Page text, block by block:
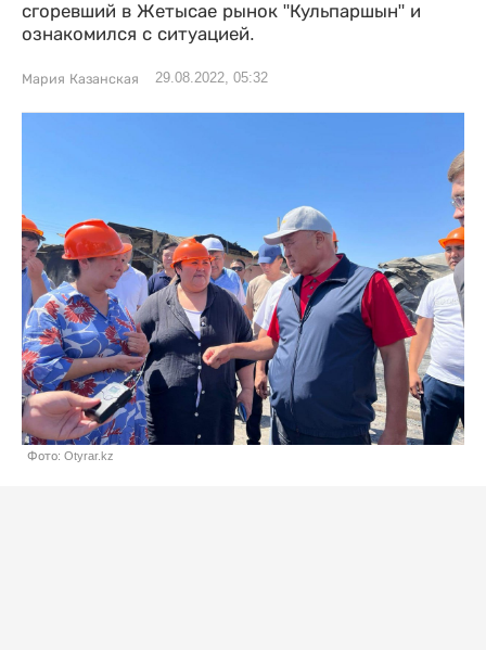
сгоревший в Жетысае рынок "Кульпаршын" и
ознакомился с ситуацией.
Мария Казанская 29.08.2022, 05:32
Фото: Otyrar.kz